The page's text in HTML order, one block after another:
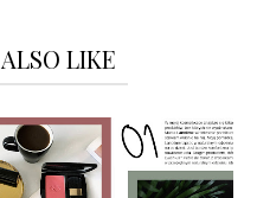
LIKE